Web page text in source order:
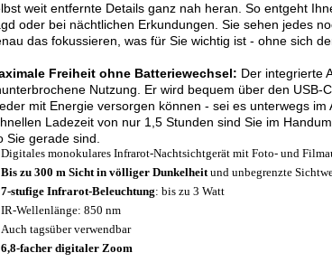
weit entfernte Details ganz nah heran. So entgeht
oder bei nächtlichen Erkundungen. Sie sehen jedes
das fokussieren, was für Sie wichtig ist - ohne sich
Freiheit ohne Batteriewechsel: Der integrierte
Nutzung. Er wird bequem über den USB-
mit Energie versorgen können - sei es unterwegs
Ladezeit von nur 1,5 Stunden sind Sie im
Sie gerade sind.
Digitales monokulares Infrarot-Nachtsichtgerät mit Foto- und
Bis zu 300 m Sicht in völliger Dunkelheitund unbegrenzte
7-stufige Infrarot-Beleuchtung: bis zu 3 Watt
IR-Wellenlänge: 850 nm
Auch tagsüber verwendbar
6,8-facher digitaler Zoom